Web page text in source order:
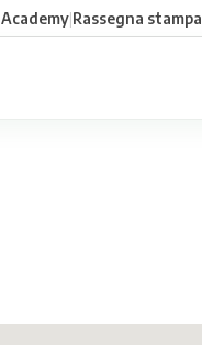
Academy|Rassegna stampa